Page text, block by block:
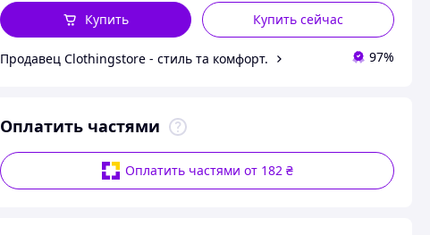
Купить сейчас
Купить
Продавец Сlothingstore - стиль та комфорт. 97%
Оплатить частями
Оплатить частями от 182 ₴